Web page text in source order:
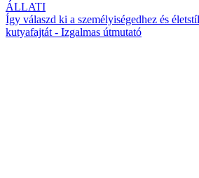
ÁLLATI
Így válaszd ki a személyiségedhez és
kutyafajtát - Izgalmas útmutató